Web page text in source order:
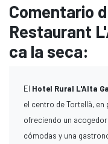
Comentario
Restaurant
ca la seca:
El Hotel Rural L'Alta
el centro de Tortellà,
ofreciendo un
cómodas y una